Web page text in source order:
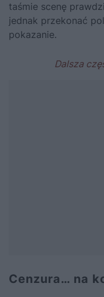
taśmie scenę
jednak przekonać
pokazanie.
Cenzura… na